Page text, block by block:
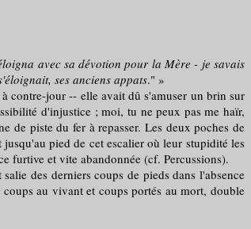
avec sa dévotion pour la Mère - je savais
ses anciens appats." »
contre-jour -- elle avait dû s'amuser un brin sur
d'injustice ; moi, tu ne peux pas me haïr,
de piste du fer à repasser. Les deux poches de
pied de cet escalier où leur stupidité les
furtive et vite abandonnée (cf. Percussions).
des derniers coups de pieds dans l'absence
au vivant et coups portés au mort, double